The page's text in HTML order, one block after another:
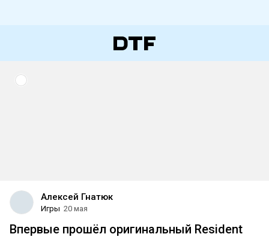
Алексей Гнатюк
Игры 20 мая
Впервые прошёл оригинальный Resident